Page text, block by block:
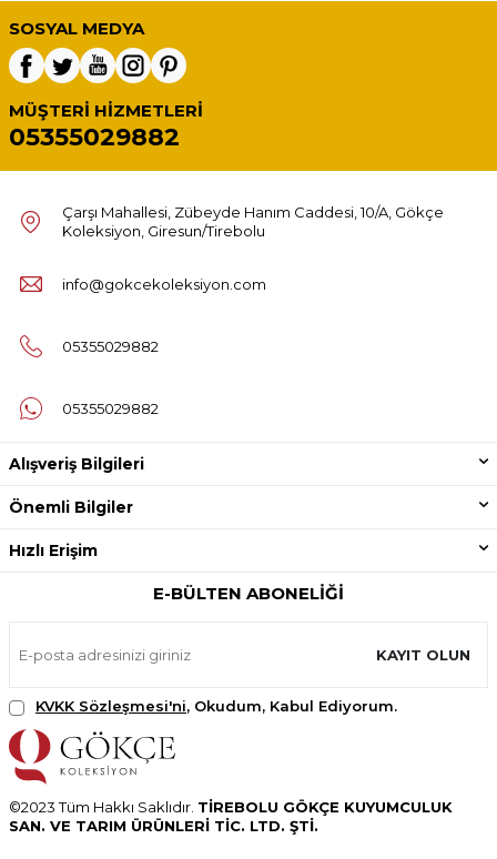
SOSYAL MEDYA
MÜŞTERI HIZMETLERI
05355029882
Çarşı Mahallesi, Zübeyde Hanım Caddesi, 10/A, Gökçe
Koleksiyon, Giresun/Tirebolu
info@gokcekoleksiyon.com
05355029882
05355029882
Alışveriş Bilgileri
Önemli Bilgiler
Hızlı Erişim
E-BÜLTEN ABONELIĞI
KAYIT OLUN
KVKK Sözleşmesi'ni, Okudum, Kabul Ediyorum.
©2023 Tüm Hakkı Saklıdır. TİREBOLU GÖKÇE KUYUMCULUK
SAN. VE TARIM ÜRÜNLERİ TİC. LTD. ŞTİ.